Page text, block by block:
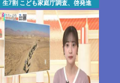
生7割 こども家庭庁調査、啓発進
む